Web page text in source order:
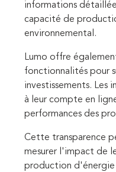
informations
capacité de
environnemental.
Lumo offre
fonctionnalités pour
investissements. Les
à leur compte en
performances des
Cette transparence
mesurer l'impact de
production